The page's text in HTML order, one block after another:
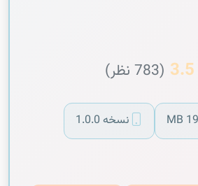
3.5 (783 نظر)
نسخه 1.0.0